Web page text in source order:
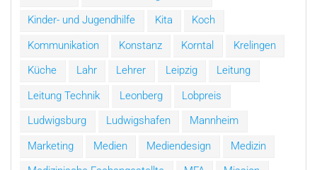
Kinder- und Jugendhilfe
Kita
Koch
Kommunikation
Konstanz Korntal
Krelingen
Küche
Lahr Lehrer Leipzig
Leitung
Leitung Technik
Leonberg
Lobpreis
Ludwigsburg
Ludwigshafen
Mannheim
Marketing
Medien Mediendesign
Medizin